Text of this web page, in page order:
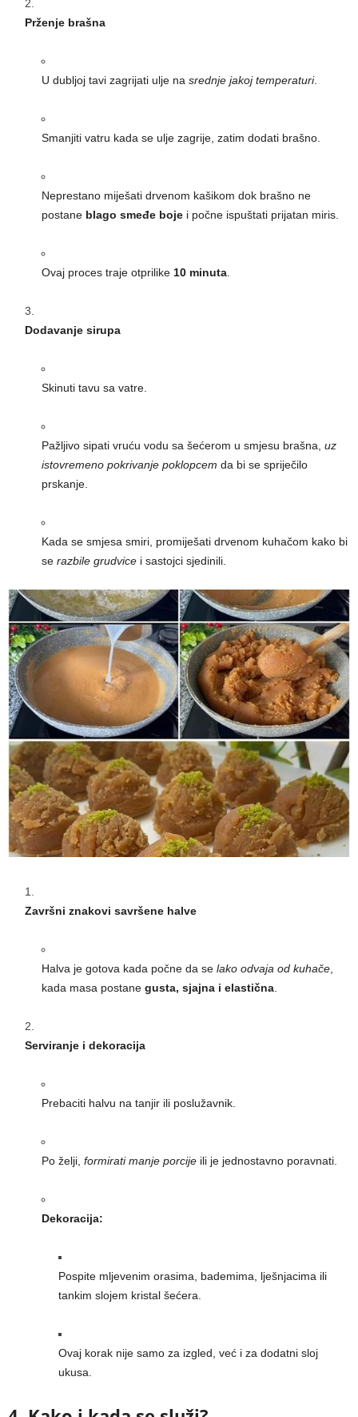
Prženje brašna
U dubljoj tavi zagrijati ulje na srednje jakoj temperaturi.
Smanjiti vatru kada se ulje zagrije, zatim dodati brašno.
Neprestano miješati drvenom kašikom dok brašno ne
postane blago smeđe boje i počne ispuštati prijatan miris.
Ovaj proces traje otprilike 10 minuta
Dodavanje sirupa
Skinuti tavu sa vatre.
Pažljivo sipati vruću vodu sa šećerom u smjesu brašna, uz
istovremeno pokrivanje poklopcem da bi se spriječilo
prskanje.
Kada se smjesa smiri, promiješati drvenom kuhačom kako bi
se razbile grudvice i sastojci sjedinili.
Završni znakovi savršene halve
Halva je gotova kada počne da se lako odvaja od kuhače,
kada masa postane gusta, sjajna i elastična.
Serviranje i dekoracija
Prebaciti halvu na tanjir ili poslužavnik.
Po želji, formirati manje porcije ili je jednostavno poravnati.
Dekoracija:
Pospite mljevenim orasima, bademima, lješnjacima ili
tankim slojem kristal šećera.
Ovaj korak nije samo za izgled, već i za dodatni sloj
ukusa.